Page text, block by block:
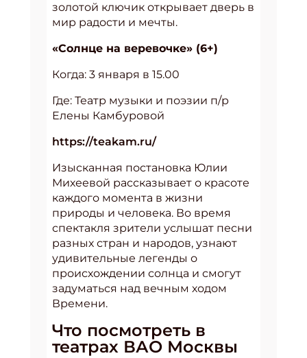
золотой ключик открывает дверь в
мир радости и мечты.
«Солнце на веревочке» (6+)
Когда: 3 января в 15.00
Где: Театр музыки и поэзии п/р
Елены Камбуровой
https://teakam.ru/
Изысканная постановка Юлии
Михеевой рассказывает о красоте
каждого момента в жизни
природы и человека. Во время
спектакля зрители услышат песни
разных стран и народов, узнают
удивительные легенды о
происхождении солнца и смогут
задуматься над вечным ходом
Времени.
Что посмотреть в
театрах ВАО Москвы